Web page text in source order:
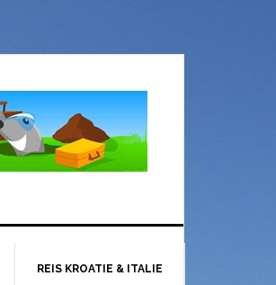
REIS KROATIE & ITALIE